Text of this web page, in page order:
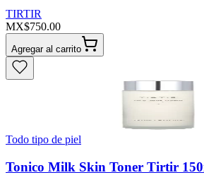
TIRTIR
MX$750.00
Agregar al carrito
Todo tipo de piel
Tonico Milk Skin Toner Tirtir